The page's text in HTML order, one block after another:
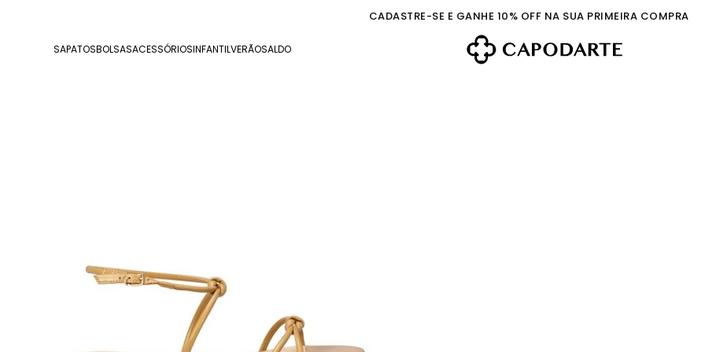
CADASTRE-SE E GANHE 10% OFF NA SUA PRIMEIRA COMPRA
SAPATOSBOLSASACESSÓRIOSINFANTILVERÃOSALDO